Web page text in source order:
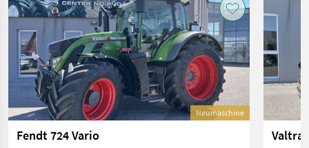
Neumaschine
Fendt 724 Vario
Valtra